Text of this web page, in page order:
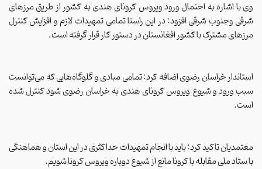
وی با اشاره به احتمال ورود ویروس کرونای هندی به کشور از طریق مرزهای
شرقی وجنوب شرقی افزود: در این راستا تمامی تمهیدات لازم و افزایش کنترل
مرزهای مشترک با کشور افغانستان در دستور کار قرار گرفته است.
استاندار خراسان رضوی اضافه کرد: تمامی مبادی و گلوگاه‌هایی که می‌توانست
سبب ورود و شیوع ویروس کرونای هندی به خراسان رضوی شود کنترل شده
است.
معتمدیان تاکید کرد: باید با انجام تمهیدات حداکثری در این استان و هماهنگی
با ستاد ملی مقابله با کرونا مانع از شیوع دوباره ویروس کرونا شویم.